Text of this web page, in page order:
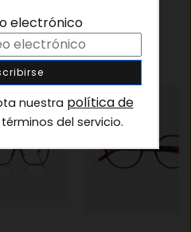
electrónico
nuestra política de
del servicio.